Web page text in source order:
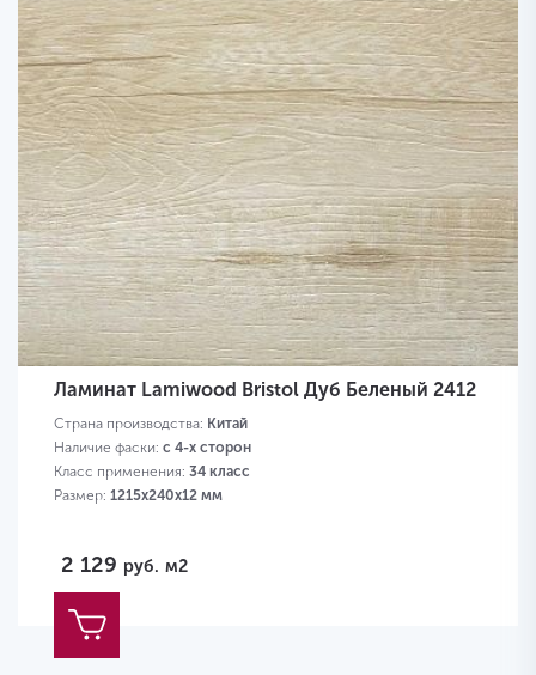
Ламинат Lamiwood Bristol Дуб Беленый 2412
Страна производства: Китай
Наличие фаски: с 4-х сторон
Класс применения: 34 класс
Размер: 1215х240х12 мм
2 129 руб. м2